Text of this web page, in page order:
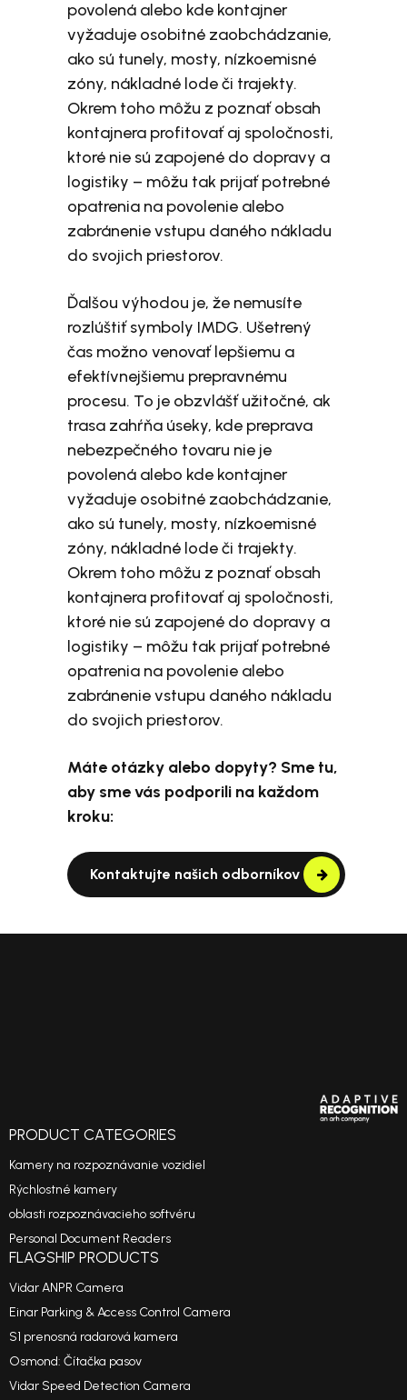
povolená alebo kde kontajner
vyžaduje osobitné zaobchádzanie,
ako sú tunely, mosty, nízkoemisné
zóny, nákladné lode či trajekty.
Okrem toho môžu z poznať obsah
kontajnera profitovať aj spoločnosti,
ktoré nie sú zapojené do dopravy a
logistiky – môžu tak prijať potrebné
opatrenia na povolenie alebo
zabránenie vstupu daného nákladu
do svojich priestorov.
Ďalšou výhodou je, že nemusíte
rozlúštiť symboly IMDG. Ušetrený
čas možno venovať lepšiemu a
efektívnejšiemu prepravnému
procesu. To je obzvlášť užitočné, ak
trasa zahŕňa úseky, kde preprava
nebezpečného tovaru nie je
povolená alebo kde kontajner
vyžaduje osobitné zaobchádzanie,
ako sú tunely, mosty, nízkoemisné
zóny, nákladné lode či trajekty.
Okrem toho môžu z poznať obsah
kontajnera profitovať aj spoločnosti,
ktoré nie sú zapojené do dopravy a
logistiky – môžu tak prijať potrebné
opatrenia na povolenie alebo
zabránenie vstupu daného nákladu
do svojich priestorov.
Máte otázky alebo dopyty? Sme tu,
aby sme vás podporili na každom
kroku:
Kontaktujte našich odborníkov
PRODUCT CATEGORIES
Kamery na rozpoznávanie vozidiel
Rýchlostné kamery
oblasti rozpoznávacieho softvéru
Personal Document Readers
FLAGSHIP PRODUCTS
Vidar ANPR Camera
Einar Parking & Access Control Camera
S1 prenosná radarová kamera
Osmond: Čítačka pasov
Vidar Speed Detection Camera